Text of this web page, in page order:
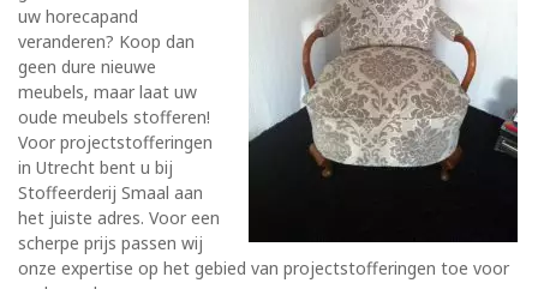
uw horecapand
veranderen? Koop dan
geen dure nieuwe
meubels, maar laat uw
oude meubels stofferen!
Voor projectstofferingen
in Utrecht bent u bij
Stoffeerderij Smaal aan
het juiste adres. Voor een
scherpe prijs passen wij
onze expertise op het gebied van projectstofferingen toe voor